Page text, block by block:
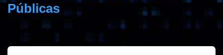
Públicas